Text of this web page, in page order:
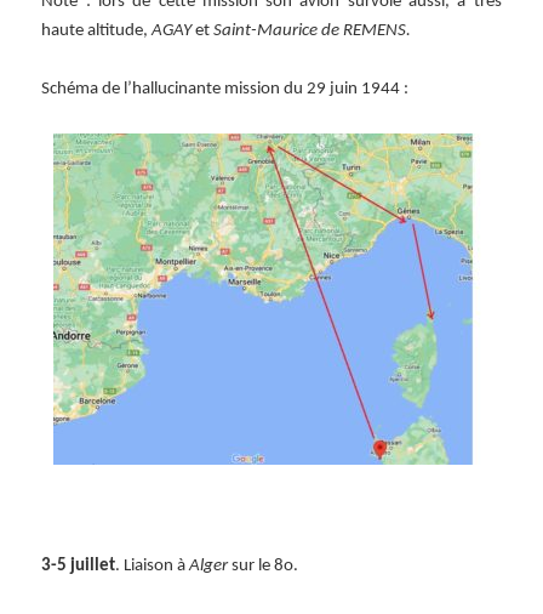
haute altitude,AGAYetSaint-Maurice de REMENS.
Schéma de l’hallucinante mission du 29 juin 1944 :
3-5 juillet. Liaison àAlgersur le 8o.